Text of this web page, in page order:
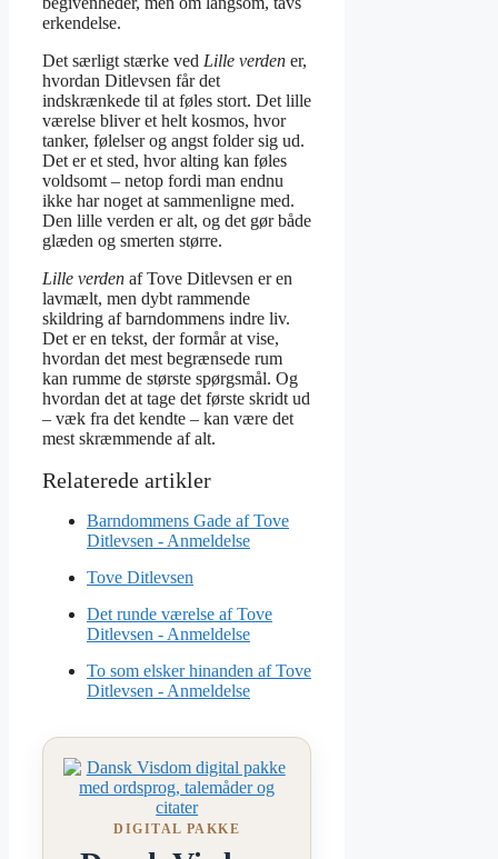
erkendelse.
Det særligt stærke ved Lille verden er,
hvordan Ditlevsen får det
indskrænkede til at føles stort. Det lille
værelse bliver et helt kosmos, hvor
tanker, følelser og angst folder sig ud.
Det er et sted, hvor alting kan føles
voldsomt – netop fordi man endnu
ikke har noget at sammenligne med.
Den lille verden er alt, og det gør både
glæden og smerten større.
Lille verden af Tove Ditlevsen er en
lavmælt, men dybt rammende
skildring af barndommens indre liv.
Det er en tekst, der formår at vise,
hvordan det mest begrænsede rum
kan rumme de største spørgsmål. Og
hvordan det at tage det første skridt ud
– væk fra det kendte – kan være det
mest skræmmende af alt.
Barndommens Gade af Tove
Ditlevsen - Anmeldelse
Tove Ditlevsen
Det runde værelse af Tove
Ditlevsen - Anmeldelse
To som elsker hinanden af Tove
Ditlevsen - Anmeldelse
DIGITAL PAKKE